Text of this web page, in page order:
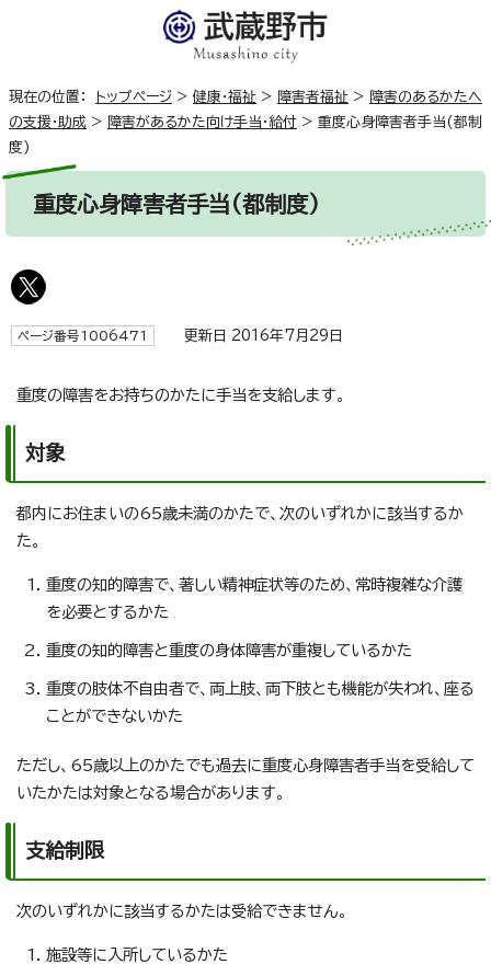
現在の位置： トップページ > 健康・福祉 > 障害者福祉 > 障害のあるかたへ
の支援・助成 > 障害があるかた向け手当・給付 > 重度心身障害者手当(都制
度)
重度心身障害者手当(都制度)
ページ番号1006471 更新日 2016年7月29日
重度の障害をお持ちのかたに手当を支給します。
対象
都内にお住まいの65歳未満のかたで、次のいずれかに該当するか
た。
重度の知的障害で、著しい精神症状等のため、常時複雑な介護
を必要とするかた
重度の知的障害と重度の身体障害が重複しているかた
重度の肢体不自由者で、両上肢、両下肢とも機能が失われ、座る
ことができないかた
ただし、65歳以上のかたでも過去に重度心身障害者手当を受給して
いたかたは対象となる場合があります。
支給制限
次のいずれかに該当するかたは受給できません。
施設等に入所しているかた